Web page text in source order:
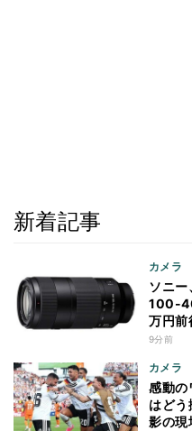
新着記事
カメラ
ソニ
100-
万円前
9分前
カメラ
感動の
はど
影の現